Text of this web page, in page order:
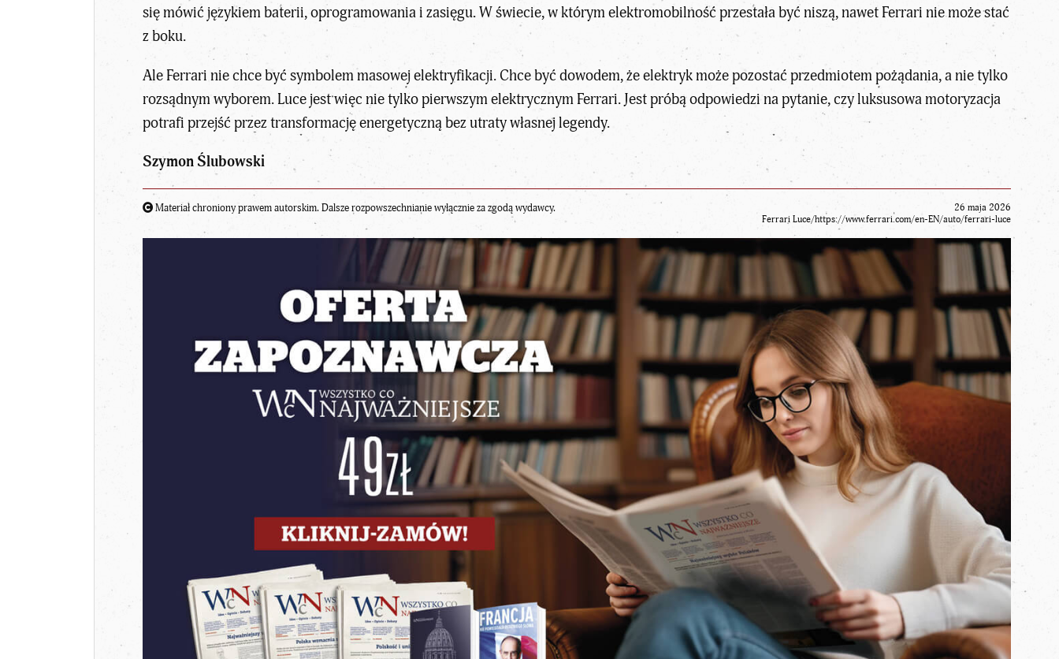
się mówić językiem baterii, oprogramowania i zasięgu. W świecie, w którymelektromobilność przestała być niszą, nawet Ferrari nie może stać
z boku.
Ale Ferrari nie chce być symbolem masowej elektryfikacji. Chce być dowodem, że elektryk może pozostać przedmiotem pożądania, a nie tylko
rozsądnym wyborem. Luce jest więc nie tylko pierwszym elektrycznym Ferrari. Jest próbą odpowiedzi na pytanie, czy luksusowa motoryzacja
potrafi przejść przez transformację energetyczną bez utraty własnej legendy.
Szymon Ślubowski
Materiał chroniony prawem autorskim. Dalsze rozpowszechnianie wyłącznie za zgodą wydawcy.
26 maja 2026
Ferrari Luce/https://www.ferrari.com/en-EN/auto/ferrari-luce